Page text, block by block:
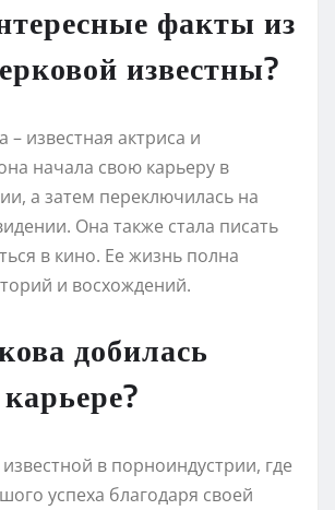
факты из
известны?
известная актриса и
начала свою карьеру в
а затем переключилась на
Она также стала писать
в кино. Ее жизнь полна
и восхождений.
добилась
в порноиндустрии, где
успеха благодаря своей